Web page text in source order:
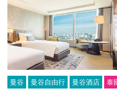
曼谷 曼谷自由行 曼谷酒店 泰